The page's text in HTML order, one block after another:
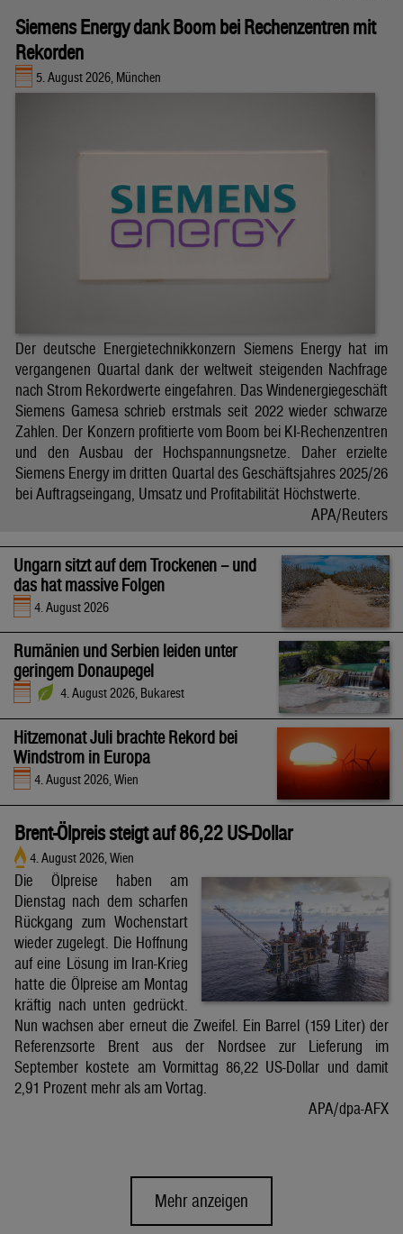
Siemens Energy dank Boom bei Rechenzentren mit
Rekorden
5. August 2026, München
Der deutsche Energietechnikkonzern Siemens Energy hat im
vergangenen Quartal dank der weltweit steigenden Nachfrage
nach Strom Rekordwerte eingefahren. Das Windenergiegeschäft
Siemens Gamesa schrieb erstmals seit 2022 wieder schwarze
Zahlen. Der Konzern profitierte vom Boom bei KI-Rechenzentren
und den Ausbau der Hochspannungsnetze. Daher erzielte
Siemens Energy im dritten Quartal des Geschäftsjahres 2025/26
bei Auftragseingang, Umsatz und Profitabilität Höchstwerte.
APA/Reuters
Ungarn sitzt auf dem Trockenen – und
das hat massive Folgen
4. August 2026
Rumänien und Serbien leiden unter
geringem Donaupegel
4. August 2026, Bukarest
Hitzemonat Juli brachte Rekord bei
Windstrom in Europa
4. August 2026, Wien
Brent-Ölpreis steigt auf 86,22 US-Dollar
4. August 2026, Wien
Die Ölpreise haben am
Dienstag nach dem scharfen
Rückgang zum Wochenstart
wieder zugelegt. Die Hoffnung
auf eine Lösung im Iran-Krieg
hatte die Ölpreise am Montag
kräftig nach unten gedrückt.
Nun wachsen aber erneut die Zweifel. Ein Barrel (159 Liter) der
Referenzsorte Brent aus der Nordsee zur Lieferung im
September kostete am Vormittag 86,22 US-Dollar und damit
2,91 Prozent mehr als am Vortag.
APA/dpa-AFX
Mehr anzeigen